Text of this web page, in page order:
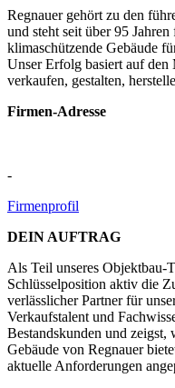
Regnauer gehört zu den
und steht seit über 95
klimaschützende Gebäude
Unser Erfolg basiert auf den
verkaufen, gestalten,
Firmen-Adresse
-
Firmenprofil
DEIN AUFTRAG
Als Teil unseres Objektbau-
Schlüsselposition aktiv die
verlässlicher Partner für
Verkaufstalent und
Bestandskunden und
Gebäude von Regnauer
aktuelle Anforderungen